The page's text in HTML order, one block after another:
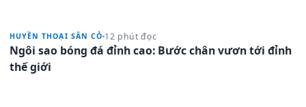
HUYỀN THOẠI SÂN CỎ 12 phút đọc
Ngôi sao bóng đá đỉnh cao: Bước chân vươn tới đỉnh
thế giới